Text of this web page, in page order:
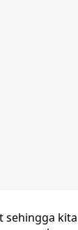
sehingga kita